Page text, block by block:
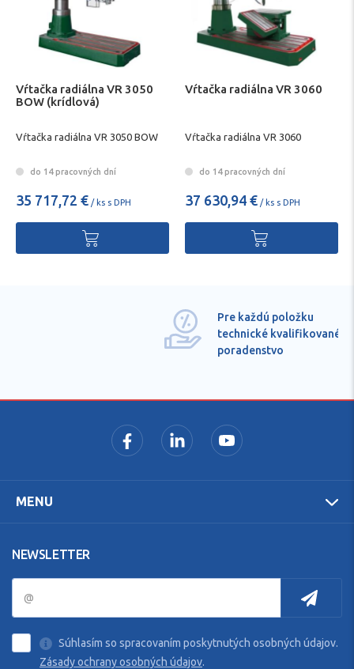
Vŕtačka radiálna VR 3050
BOW (krídlová)
Vŕtačka radiálna VR 3050 BOW
do 14 pracovných dní
35 717,72 € / ks s DPH
Vŕtačka radiálna VR 3060
Vŕtačka radiálna VR 3060
do 14 pracovných dní
37 630,94 € / ks s DPH
Pre každú položku
technické kvalifikované
poradenstvo
MENU
NEWSLETTER
Súhlasím so spracovaním poskytnutých osobných údajov.
Zásady ochrany osobných údajov.